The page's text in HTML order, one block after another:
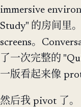
immersive
Study" 的房间里
screens。
了一次完整的
一版看起来像
然后我 pivot 了。